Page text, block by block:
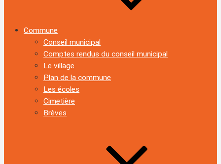
Commune
Conseil municipal
Comptes rendus du conseil municipal
Le village
Plan de la commune
Les écoles
Cimetière
Brèves